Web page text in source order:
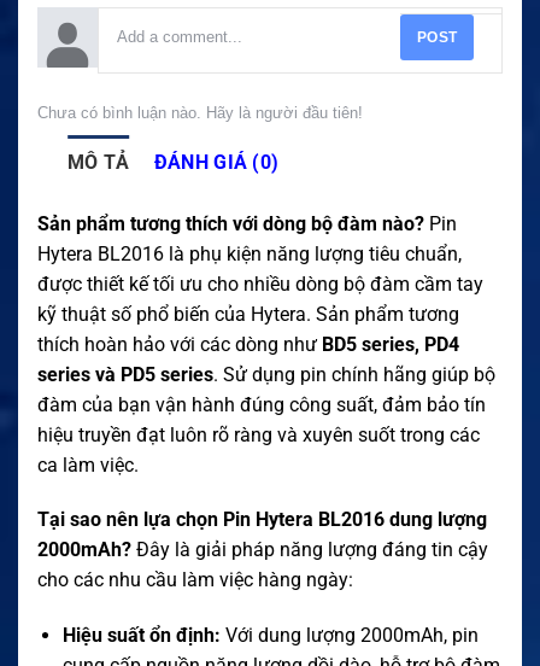
POST
Chưa có bình luận nào. Hãy là người đầu tiên!
MÔ TẢ ĐÁNH GIÁ (0)
Sản phẩm tương thích với dòng bộ đàm nào? Pin
Hytera BL2016 là phụ kiện năng lượng tiêu chuẩn,
được thiết kế tối ưu cho nhiều dòng bộ đàm cầm tay
kỹ thuật số phổ biến của Hytera. Sản phẩm tương
thích hoàn hảo với các dòng như BD5 series, PD4
series và PD5 series. Sử dụng pin chính hãng giúp bộ
đàm của bạn vận hành đúng công suất, đảm bảo tín
hiệu truyền đạt luôn rõ ràng và xuyên suốt trong các
ca làm việc.
Tại sao nên lựa chọn Pin Hytera BL2016 dung lượng
2000mAh? Đây là giải pháp năng lượng đáng tin cậy
cho các nhu cầu làm việc hàng ngày:
Hiệu suất ổn định: Với dung lượng 2000mAh, pin